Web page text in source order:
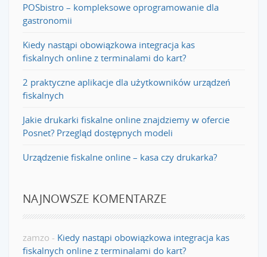
POSbistro – kompleksowe oprogramowanie dla
gastronomii
Kiedy nastąpi obowiązkowa integracja kas
fiskalnych online z terminalami do kart?
2 praktyczne aplikacje dla użytkowników urządzeń
fiskalnych
Jakie drukarki fiskalne online znajdziemy w ofercie
Posnet? Przegląd dostępnych modeli
Urządzenie fiskalne online – kasa czy drukarka?
NAJNOWSZE KOMENTARZE
zamzo - Kiedy nastąpi obowiązkowa integracja kas
fiskalnych online z terminalami do kart?